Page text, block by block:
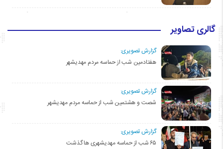
گالری تصاویر
گزارش تصویری:
هفتادمین شب از حماسه مردم مهدیشهر
گزارش تصویری:
شصت و هشتمین شب از حماسه مردم مهدیشهر
گزارش تصویری:
۶۵ شب از حماسه مهدیشهری ها گذشت